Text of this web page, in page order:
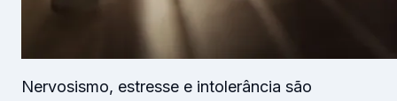
Nervosismo, estresse e intolerância são